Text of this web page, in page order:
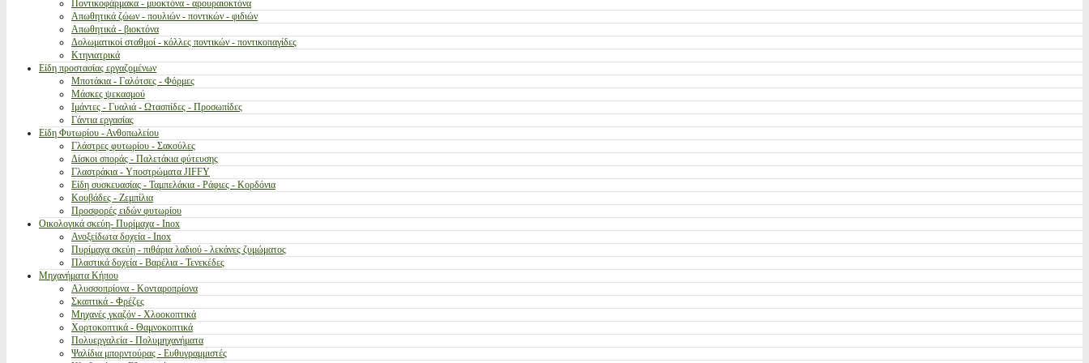
Ποντικοφάρμακα - μυοκτόνα - αρουραιοκτόνα
Απωθητικά ζώων - πουλιών - ποντικών - φιδιών
Απωθητικά - βιοκτόνα
Δολωματικοί σταθμοί - κόλλες ποντικών - ποντικοπαγίδες
Κτηνιατρικά
Είδη προστασίας εργαζομένων
Μποτάκια - Γαλότσες - Φόρμες
Μάσκες ψεκασμού
Ιμάντες - Γυαλιά - Ωτασπίδες - Προσωπίδες
Γάντια εργασίας
Είδη Φυτωρίου - Ανθοπωλείου
Γλάστρες φυτωρίου - Σακούλες
Δίσκοι σποράς - Παλετάκια φύτευσης
Γλαστράκια - Υποστρώματα JIFFY
Είδη συσκευασίας - Ταμπελάκια - Ράφιες - Κορδόνια
Κουβάδες - Ζεμπίλια
Προσφορές ειδών φυτωρίου
Οικολογικά σκεύη- Πυρίμαχα - Inox
Ανοξείδωτα δοχεία - Inox
Πυρίμαχα σκεύη - πιθάρια λαδιού - λεκάνες ζυμώματος
Πλαστικά δοχεία - Βαρέλια - Τενεκέδες
Μηχανήματα Κήπου
Αλυσσοπρίονα - Κονταροπρίονα
Σκαπτικά - Φρέζες
Μηχανές γκαζόν - Χλοοκοπτικά
Χορτοκοπτικά - Θαμνοκοπτικά
Πολυεργαλεία - Πολυμηχανήματα
Ψαλίδια μπορντούρας - Ευθυγραμμιστές